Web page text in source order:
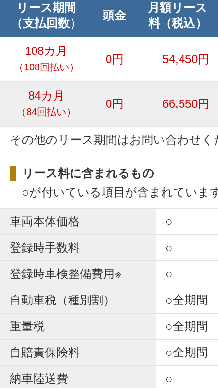
リース期間
（支払回数）
頭金
月額リース
料（税込）
108カ月
（108回払い）
0円 54,450円
84カ月
（84回払い）
0円 66,550円
その他のリース期間はお問い合わせく
リース料に含まれるもの
○が付いている項目が含まれていま
車両本体価格
○
登録時手数料
○
登録時車検整備費用※
○
自動車税（種別割）
○全期間
重量税
○全期間
自賠責保険料
○全期間
納車陸送費
○